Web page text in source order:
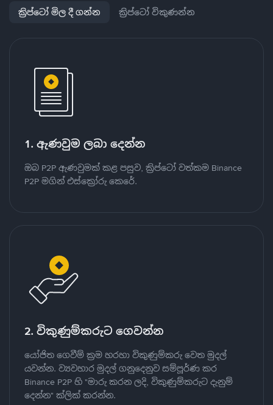
ක්‍රිප්ටෝ මිල දී ගන්න ක්‍රිප්ටෝ විකුණන්න
1. ඇණවුම ලබා දෙන්න
ඔබ P2P ඇණවුමක් කළ පසුව, ක්‍රිප්ටෝ වත්කම Binance
P2P මගින් එස්ක්‍රෝරු කෙරේ.
2. විකුණුම්කරුට ගෙවන්න
යෝජිත ගෙවීම් ක්‍රම හරහා විකුණුම්කරු වෙත මුදල්
යවන්න. ව්‍යවහාර මුදල් ගනුදෙනුව සම්පූර්ණ කර
Binance P2P හි "මාරු කරන ලදි, විකුණුම්කරුට දැනුම්
දෙන්න" ක්ලික් කරන්න.